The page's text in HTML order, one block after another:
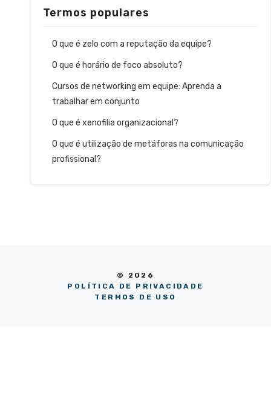
Termos populares
O que é zelo com a reputação da equipe?
O que é horário de foco absoluto?
Cursos de networking em equipe: Aprenda a
trabalhar em conjunto
O que é xenofilia organizacional?
O que é utilização de metáforas na comunicação
profissional?
© 2026
POLÍTICA DE PRIVACIDADE
TERMOS DE USO